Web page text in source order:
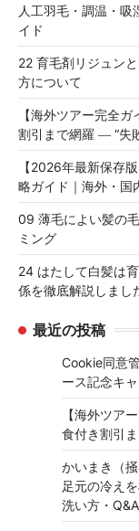
人工羽毛・調温・
イド
22 育毛剤リジュン
方について
【海外ツアー完全
割引まで網羅 ― “失
【2026年最新保存
略ガイド｜海外・国
09 薄毛によい髪の
ミング
24 はたして白髪は
係を徹底解説しまし
最近の投稿
Cookie同意
ース記念キ
【海外ツア
食付き割引
かいまき（
足元の冷え
洗い方・